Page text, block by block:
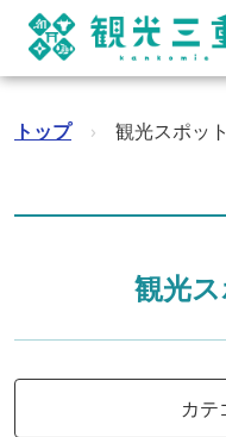
トップ › 観光スポット
観光
カテ